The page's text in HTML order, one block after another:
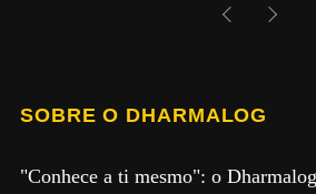
SOBRE O DHARMALOG
"Conhece a ti mesmo": o